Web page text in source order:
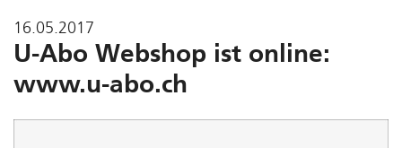
16.05.2017
U-Abo Webshop ist online:
www.u-abo.ch